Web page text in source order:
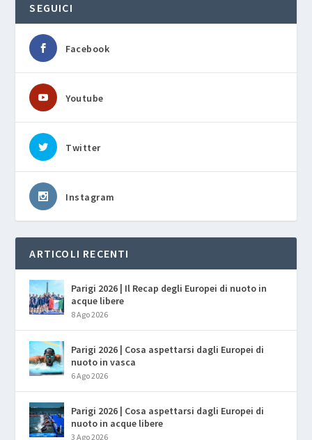
SEGUICI
Facebook
Youtube
Twitter
Instagram
ARTICOLI RECENTI
Parigi 2026 | Il Recap degli Europei di nuoto in
acque libere
8 Ago 2026
Parigi 2026 | Cosa aspettarsi dagli Europei di
nuoto in vasca
6 Ago 2026
Parigi 2026 | Cosa aspettarsi dagli Europei di
nuoto in acque libere
3 Ago 2026